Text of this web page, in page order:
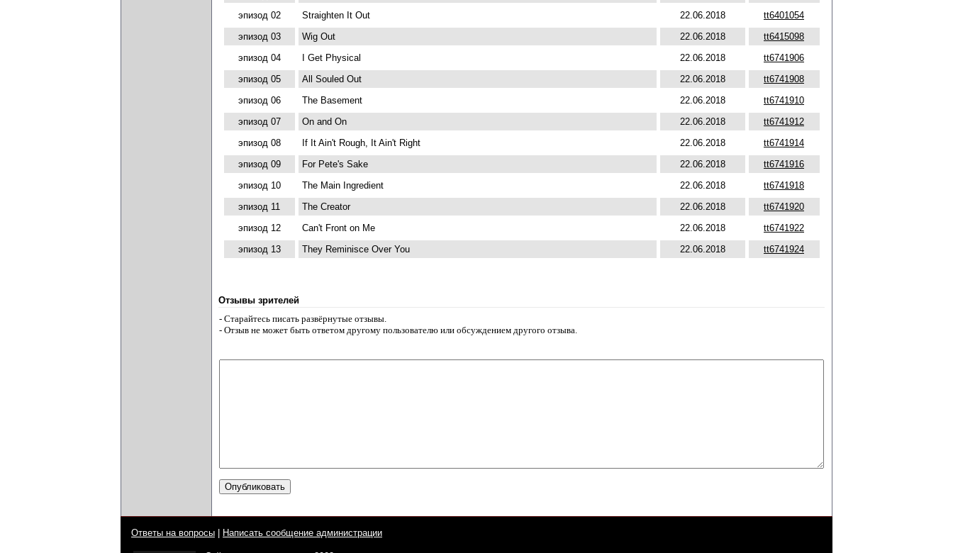
эпизод 02
Straighten It Out 22.06.2018
tt6401054
эпизод 03
Wig Out 22.06.2018
tt6415098
эпизод 04
I Get Physical 22.06.2018
tt6741906
эпизод 05
All Souled Out 22.06.2018
tt6741908
эпизод 06
The Basement 22.06.2018
tt6741910
эпизод 07
On and On 22.06.2018
tt6741912
эпизод 08
If It Ain't Rough, It Ain't Right 22.06.2018
tt6741914
эпизод 09
For Pete's Sake 22.06.2018
tt6741916
эпизод 10
The Main Ingredient 22.06.2018
tt6741918
эпизод 11
The Creator 22.06.2018
tt6741920
эпизод 12
Can't Front on Me 22.06.2018
tt6741922
эпизод 13
They Reminisce Over You 22.06.2018 tt6741924
Отзывы зрителей
- Старайтесь писать развёрнутые отзывы.
- Отзыв не может быть ответом другому пользователю или обсуждением другого отзыва.
Ответы на вопросы Написать сообщение администрации